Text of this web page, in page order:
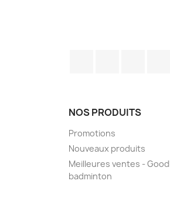
NOS PRODUITS
Promotions
Nouveaux produits
Meilleures ventes -
badminton